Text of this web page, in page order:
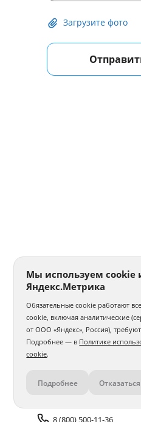
Загрузите фото
Контакты
8 (800) 500-11-36
Мы используем cookie
Яндекс.Метрика
Обязательные cookie работают
cookie, включая аналитические
от ООО «Яндекс», Россия),
Подробнее — в Политике
cookie.
Подробнее Отказаться